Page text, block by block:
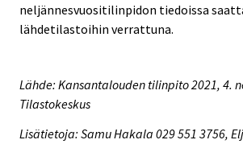
neljännesvuositilinpidon tiedoissa
lähdetilastoihin verrattuna.
Lähde: Kansantalouden tilinpito 2021, 4.
Tilastokeskus
Lisätietoja: Samu Hakala 029 551 3756,